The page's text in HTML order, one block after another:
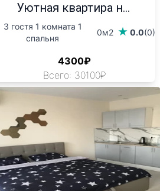
Уютная квартира н...
3 гостя 1 комната 1
спальня
0м2 0.0(0)
4300₽
Всего: 30100₽